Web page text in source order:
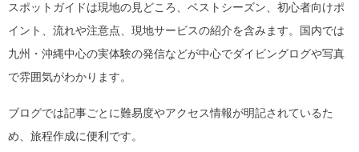
スポットガイドは現地の見どころ、ベストシーズン、初心者向けポ
イント、流れや注意点、現地サービスの紹介を含みます。国内では
九州・沖縄中心の実体験の発信などが中心でダイビングログや写真
で雰囲気がわかります。
ブログでは記事ごとに難易度やアクセス情報が明記されているた
め、旅程作成に便利です。